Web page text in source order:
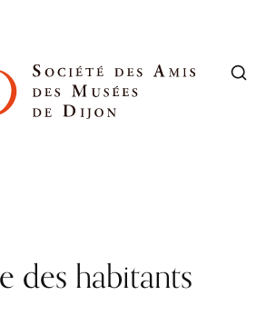
des habitants